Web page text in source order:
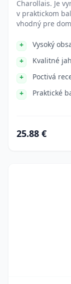
Charollais. Je
v praktickom
vhodný pre
Vysoký
Kvalitné
Poctivá
Praktické
25.88 €